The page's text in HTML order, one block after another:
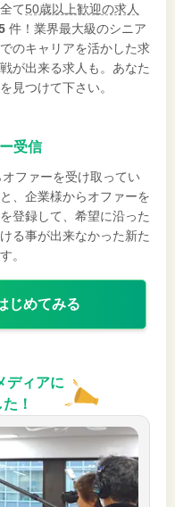
て50歳以上歓迎の求人
件！業界最大級のシニア
のキャリアを活かした求
が出来る求人も。あなた
見つけて下さい。
受信
ファーを受け取ってい
、企業様からオファーを
登録して、希望に沿った
る事が出来なかった新た
。
じめてみる
ディアに
！